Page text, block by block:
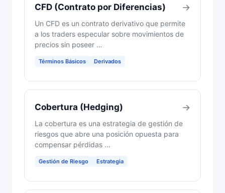
CFD (Contrato por Diferencias)
Un CFD es un contrato derivativo que permite
a los traders especular sobre movimientos de
precios sin poseer …
Términos Básicos Derivados
→
Cobertura (Hedging)
La cobertura es una estrategia de gestión de
riesgos que abre una posición opuesta para
compensar pérdidas …
Gestión de Riesgo Estrategia
→